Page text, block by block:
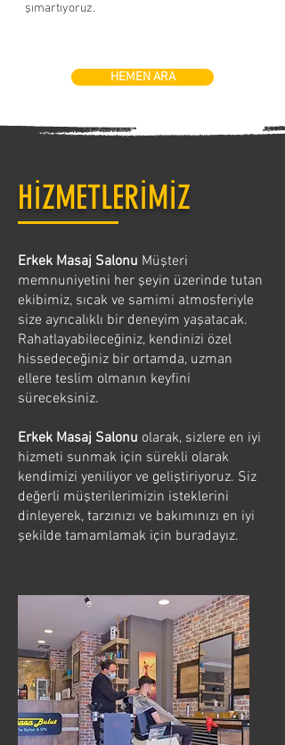
şımartıyoruz.
HEMEN ARA
HİZMETLERİMİZ
Erkek Masaj Salonu Müşteri
memnuniyetini her şeyin üzerinde tutan
ekibimiz, sıcak ve samimi atmosferiyle
size ayrıcalıklı bir deneyim yaşatacak.
Rahatlayabileceğiniz, kendinizi özel
hissedeceğiniz bir ortamda, uzman
ellere teslim olmanın keyfini
süreceksiniz.
Erkek Masaj Salonu olarak, sizlere en iyi
hizmeti sunmak için sürekli olarak
kendimizi yeniliyor ve geliştiriyoruz. Siz
değerli müşterilerimizin isteklerini
dinleyerek, tarzınızı ve bakımınızı en iyi
şekilde tamamlamak için buradayız.